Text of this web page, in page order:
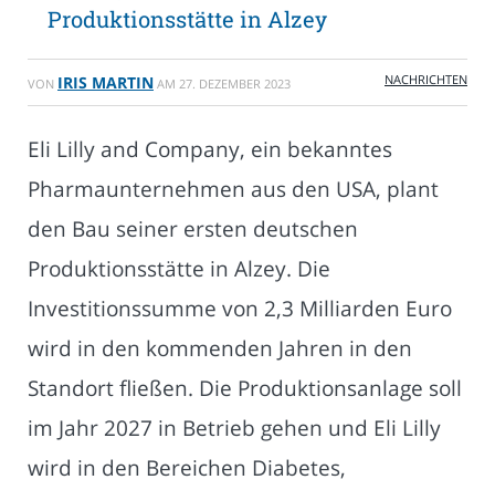
Produktionsstätte in Alzey
VON IRIS MARTIN AM 27. DEZEMBER 2023 NACHRICHTEN
Eli Lilly and Company, ein bekanntes
Pharmaunternehmen aus den USA, plant
den Bau seiner ersten deutschen
Produktionsstätte in Alzey. Die
Investitionssumme von 2,3 Milliarden Euro
wird in den kommenden Jahren in den
Standort fließen. Die Produktionsanlage soll
im Jahr 2027 in Betrieb gehen und Eli Lilly
wird in den Bereichen Diabetes,